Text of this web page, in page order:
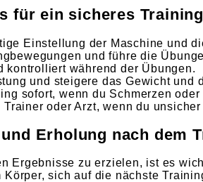
für ein sicheres Training
Einstellung der Maschine und
und führe die
kontrolliert während der Übungen.
und steigere das Gewicht und
sofort, wenn du Schmerzen
oder Arzt, wenn du
Erholung nach dem
Ergebnisse zu erzielen, ist es
Körper, sich auf die nächste